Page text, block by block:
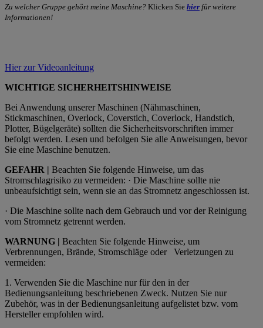
Zu welcher Gruppe gehört meine Maschine? Klicken Sie hier für weitere
Informationen!
Hier zur Videoanleitung
WICHTIGE SICHERHEITSHINWEISE
Bei Anwendung unserer Maschinen (Nähmaschinen,
Stickmaschinen, Overlock, Coverstich, Coverlock, Handstich,
Plotter, Bügelgeräte) sollten die Sicherheitsvorschriften immer
befolgt werden. Lesen und befolgen Sie alle Anweisungen, bevor
Sie eine Maschine benutzen.
GEFAHR | Beachten Sie folgende Hinweise, um das
Stromschlagrisiko zu vermeiden: · Die Maschine sollte nie
unbeaufsichtigt sein, wenn sie an das Stromnetz angeschlossen ist.
· Die Maschine sollte nach dem Gebrauch und vor der Reinigung
vom Stromnetz getrennt werden.
WARNUNG | Beachten Sie folgende Hinweise, um
Verbrennungen, Brände, Stromschläge oder
Verletzungen zu
vermeiden:
1. Verwenden Sie die Maschine nur für den in der
Bedienungsanleitung beschriebenen Zweck. Nutzen Sie nur
Zubehör, was in der Bedienungsanleitung aufgelistet bzw. vom
Hersteller empfohlen wird.